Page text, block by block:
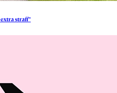
extrastraff”